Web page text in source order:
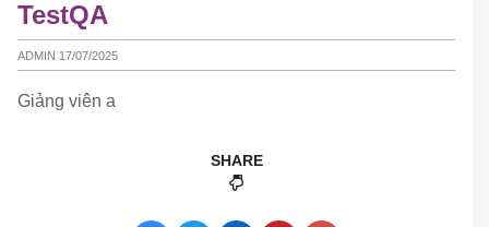
TestQA
ADMIN 17/07/2025
Giảng viên a
SHARE